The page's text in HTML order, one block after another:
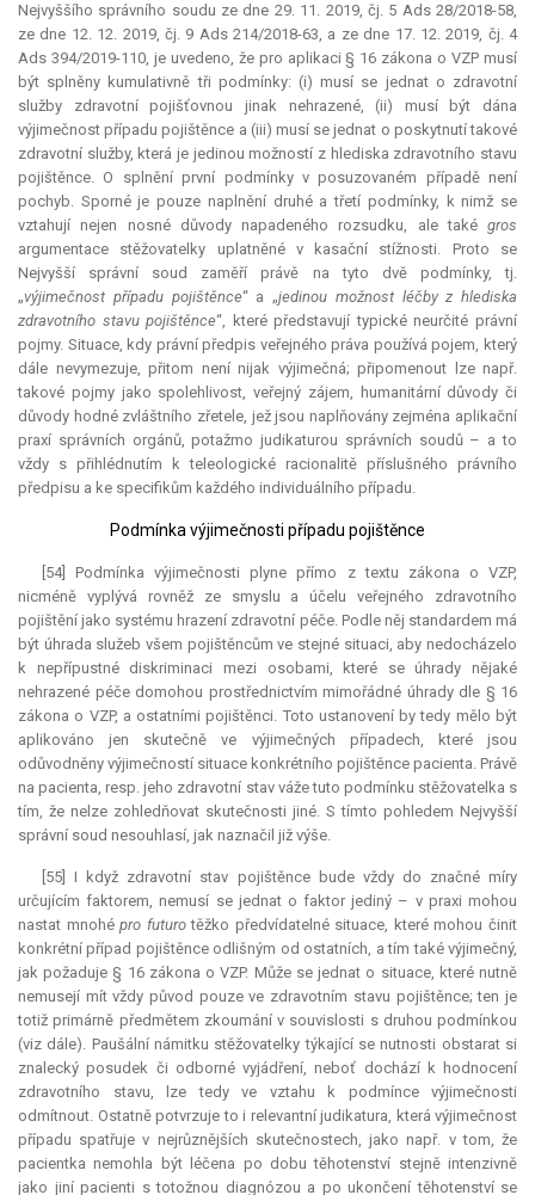
Nejvyššího správního soudu ze dne 29. 11. 2019, čj. 5 Ads 28/2018-58,
ze dne 12. 12. 2019, čj. 9 Ads 214/2018-63, a ze dne 17. 12. 2019, čj. 4
Ads 394/2019-110, je uvedeno, že pro aplikaci § 16 zákona o VZP musí
být splněny kumulativně tři podmínky: (i) musí se jednat o zdravotní
služby zdravotní pojišťovnou jinak nehrazené, (ii) musí být dána
výjimečnost případu pojištěnce a (iii) musí se jednat o poskytnutí takové
zdravotní služby, která je jedinou možností z hlediska zdravotního stavu
pojištěnce. O splnění první podmínky v posuzovaném případě není
pochyb. Sporné je pouze naplnění druhé a třetí podmínky, k nimž se
vztahují nejen nosné důvody napadeného rozsudku, ale také gros
argumentace stěžovatelky uplatněné v kasační stížnosti. Proto se
Nejvyšší správní soud zaměří právě na tyto dvě podmínky, tj.
„výjimečnost případu pojištěnce“ a „jedinou možnost léčby z hlediska
zdravotního stavu pojištěnce“, které představují typické neurčité právní
pojmy. Situace, kdy právní předpis veřejného práva používá pojem, který
dále nevymezuje, přitom není nijak výjimečná; připomenout lze např.
takové pojmy jako spolehlivost, veřejný zájem, humanitární důvody či
důvody hodné zvláštního zřetele, jež jsou naplňovány zejména aplikační
praxí správních orgánů, potažmo judikaturou správních soudů – a to
vždy s přihlédnutím k teleologické racionalitě příslušného právního
předpisu a ke specifikům každého individuálního případu.
Podmínka výjimečnosti případu pojištěnce
[54] Podmínka výjimečnosti plyne přímo z textu zákona o VZP,
nicméně vyplývá rovněž ze smyslu a účelu veřejného zdravotního
pojištění jako systému hrazení zdravotní péče. Podle něj standardem má
být úhrada služeb všem pojištěncům ve stejné situaci, aby nedocházelo
k nepřípustné diskriminaci mezi osobami, které se úhrady nějaké
nehrazené péče domohou prostřednictvím mimořádné úhrady dle § 16
zákona o VZP, a ostatními pojištěnci. Toto ustanovení by tedy mělo být
aplikováno jen skutečně ve výjimečných případech, které jsou
odůvodněny výjimečností situace konkrétního pojištěnce pacienta. Právě
na pacienta, resp. jeho zdravotní stav váže tuto podmínku stěžovatelka s
tím, že nelze zohledňovat skutečnosti jiné. S tímto pohledem Nejvyšší
správní soud nesouhlasí, jak naznačil již výše.
[55] I když zdravotní stav pojištěnce bude vždy do značné míry
určujícím faktorem, nemusí se jednat o faktor jediný – v praxi mohou
nastat mnohépro futurotěžko předvídatelné situace, které mohou činit
konkrétní případ pojištěnce odlišným od ostatních, a tím také výjimečný,
jak požaduje § 16 zákona o VZP. Může se jednat o situace, které nutně
nemusejí mít vždy původ pouze ve zdravotním stavu pojištěnce; ten je
totiž primárně předmětem zkoumání v souvislosti s druhou podmínkou
(viz dále). Paušální námitku stěžovatelky týkající se nutnosti obstarat si
znalecký posudek či odborné vyjádření, neboť dochází k hodnocení
zdravotního stavu, lze tedy ve vztahu k podmínce výjimečnosti
odmítnout. Ostatně potvrzuje to i relevantní judikatura, která výjimečnost
případu spatřuje v nejrůznějších skutečnostech, jako např. v tom, že
pacientka nemohla být léčena po dobu těhotenství stejně intenzivně
jako jiní pacienti s totožnou diagnózou a po ukončení těhotenství se